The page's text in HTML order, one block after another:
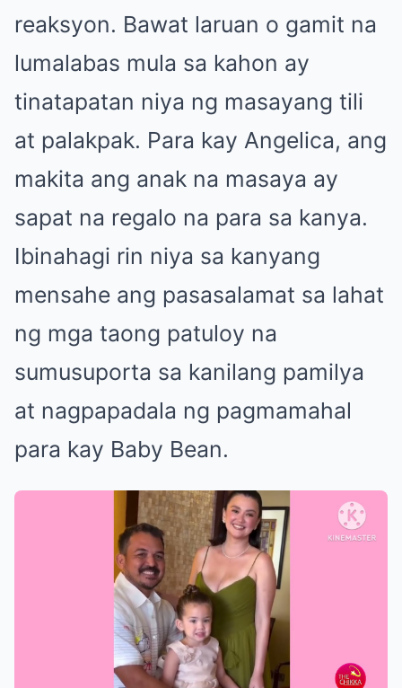
reaksyon. Bawat laruan o gamit na
lumalabas mula sa kahon ay
tinatapatan niya ng masayang tili
at palakpak. Para kay Angelica, ang
makita ang anak na masaya ay
sapat na regalo na para sa kanya.
Ibinahagi rin niya sa kanyang
mensahe ang pasasalamat sa lahat
ng mga taong patuloy na
sumusuporta sa kanilang pamilya
at nagpapadala ng pagmamahal
para kay Baby Bean.